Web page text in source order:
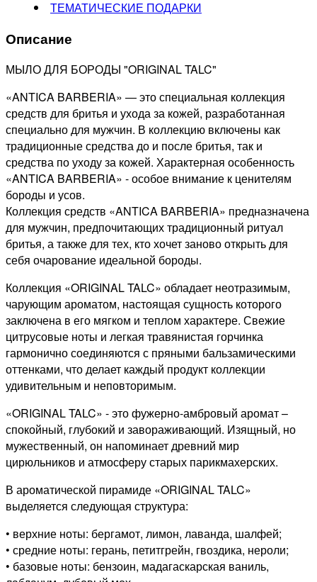
ТЕМАТИЧЕСКИЕ ПОДАРКИ
Описание
МЫЛО ДЛЯ БОРОДЫ "ORIGINAL TALC"
«ANTICA BARBERIA» — это специальная коллекция
средств для бритья и ухода за кожей, разработанная
специально для мужчин. В коллекцию включены как
традиционные средства до и после бритья, так и
средства по уходу за кожей. Характерная особенность
«ANTICA BARBERIA» - особое внимание к ценителям
бороды и усов.
Коллекция средств «ANTICA BARBERIA» предназначена
для мужчин, предпочитающих традиционный ритуал
бритья, а также для тех, кто хочет заново открыть для
себя очарование идеальной бороды.
Коллекция «ORIGINAL TALC» обладает неотразимым,
чарующим ароматом, настоящая сущность которого
заключена в его мягком и теплом характере. Свежие
цитрусовые ноты и легкая травянистая горчинка
гармонично соединяются с пряными бальзамическими
оттенками, что делает каждый продукт коллекции
удивительным и неповторимым.
«ORIGINAL TALC» - это фужерно-амбровый аромат –
спокойный, глубокий и завораживающий. Изящный, но
мужественный, он напоминает древний мир
цирюльников и атмосферу старых парикмахерских.
В ароматической пирамиде «ORIGINAL TALC»
выделяется следующая структура:
• верхние ноты: бергамот, лимон, лаванда, шалфей;
• средние ноты: герань, петитгрейн, гвоздика, нероли;
• базовые ноты: бензоин, мадагаскарская ваниль,